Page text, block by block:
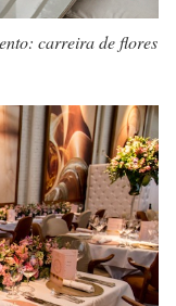
carreira de flores